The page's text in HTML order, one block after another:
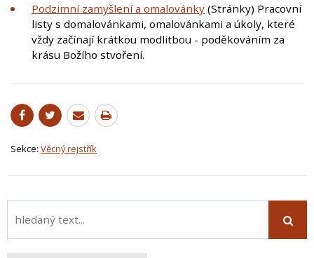
Podzimní zamyšlení a omalovánky (Stránky) Pracovní
listy s domalovánkami, omalovánkami a úkoly, které
vždy začínají krátkou modlitbou - poděkováním za
krásu Božího stvoření.
Sekce: Věcný rejstřík